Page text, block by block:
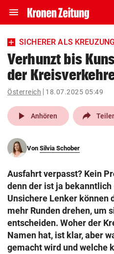
menu Navigation
ein-/ausklappen
account_circle Anmelden
pin_drop
Wien
search
eingeben
Muthgasse 2, 1190 Wien
SICHERER ALS KREUZUNG
Verhunzt bis
der
Österreich 18.07.2025 05:49
play_arrow Anhören
Von Silvia Schober
Ausfahrt verpasst? Kein
denn der ist ja
Unsichere Lenker können
mehr Runden drehen, um
entscheiden. Woher der
Namen hat, ist klar, aber
gemacht wird und welche